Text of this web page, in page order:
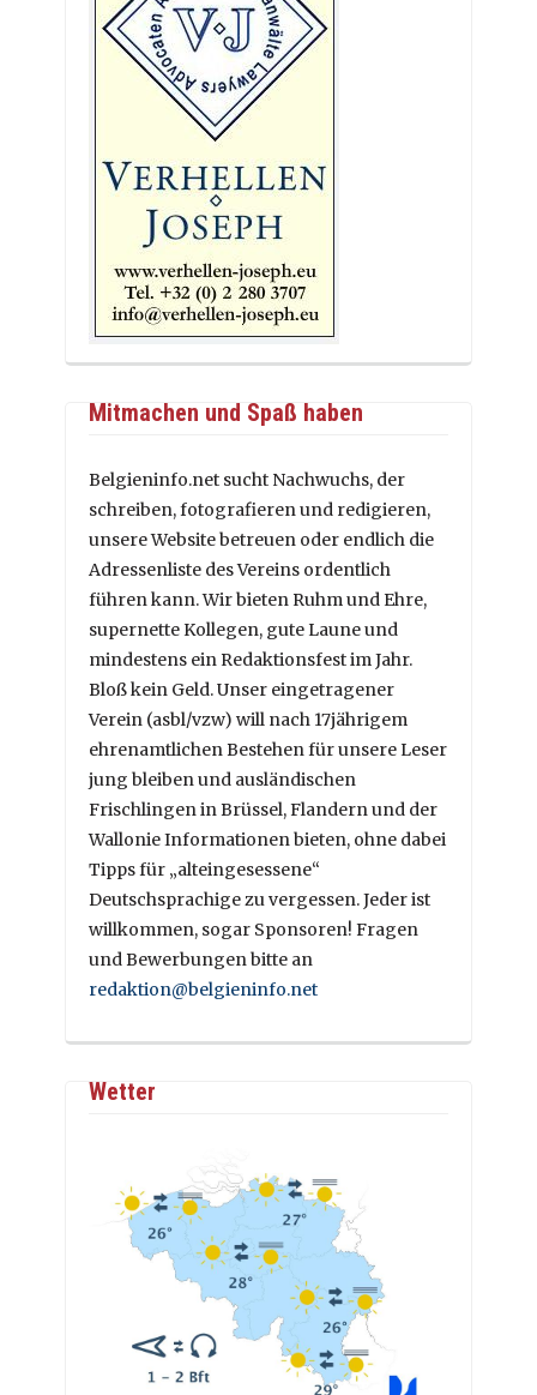
Mitmachen und Spaß haben
Belgieninfo.net sucht Nachwuchs, der
schreiben, fotografieren und redigieren,
unsere Website betreuen oder endlich die
Adressenliste des Vereins ordentlich
führen kann. Wir bieten Ruhm und Ehre,
supernette Kollegen, gute Laune und
mindestens ein Redaktionsfest im Jahr.
Bloß kein Geld. Unser eingetragener
Verein (asbl/vzw) will nach 17jährigem
ehrenamtlichen Bestehen für unsere Leser
jung bleiben und ausländischen
Frischlingen in Brüssel, Flandern und der
Wallonie Informationen bieten, ohne dabei
Tipps für „alteingesessene“
Deutschsprachige zu vergessen. Jeder ist
willkommen, sogar Sponsoren! Fragen
und Bewerbungen bitte an
redaktion@belgieninfo.net
Wetter